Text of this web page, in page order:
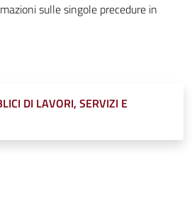
sulle singole precedure in
DI LAVORI, SERVIZI E